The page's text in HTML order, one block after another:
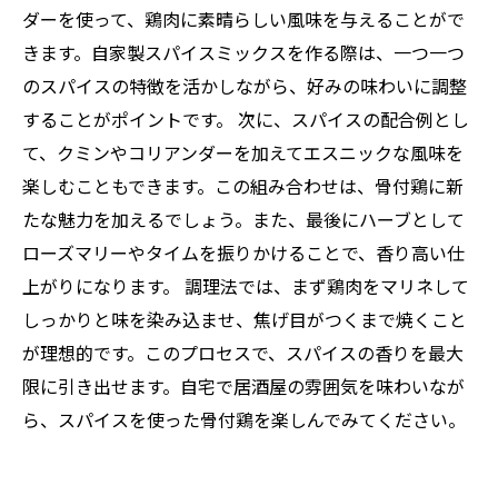
ダーを使って、鶏肉に素晴らしい風味を与えることがで
きます。自家製スパイスミックスを作る際は、一つ一つ
のスパイスの特徴を活かしながら、好みの味わいに調整
することがポイントです。 次に、スパイスの配合例とし
て、クミンやコリアンダーを加えてエスニックな風味を
楽しむこともできます。この組み合わせは、骨付鶏に新
たな魅力を加えるでしょう。また、最後にハーブとして
ローズマリーやタイムを振りかけることで、香り高い仕
上がりになります。 調理法では、まず鶏肉をマリネして
しっかりと味を染み込ませ、焦げ目がつくまで焼くこと
が理想的です。このプロセスで、スパイスの香りを最大
限に引き出せます。自宅で居酒屋の雰囲気を味わいなが
ら、スパイスを使った骨付鶏を楽しんでみてください。